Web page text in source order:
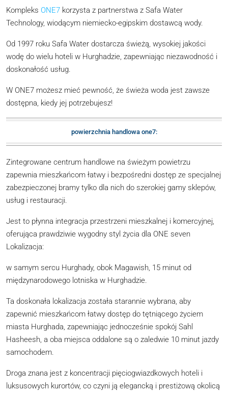
Kompleks ONE7 korzysta z partnerstwa z Safa Water
Technology, wiodącym niemiecko-egipskim dostawcą wody.
Od 1997 roku Safa Water dostarcza świeżą, wysokiej jakości
wodę do wielu hoteli w Hurghadzie, zapewniając niezawodność i
doskonałość usług.
W ONE7 możesz mieć pewność, że świeża woda jest zawsze
dostępna, kiedy jej potrzebujesz!
powierzchnia handlowa one7:
Zintegrowane centrum handlowe na świeżym powietrzu
zapewnia mieszkańcom łatwy i bezpośredni dostęp ze specjalnej
zabezpieczonej bramy tylko dla nich do szerokiej gamy sklepów,
usług i restauracji.
Jest to płynna integracja przestrzeni mieszkalnej i komercyjnej,
oferująca prawdziwie wygodny styl życia dla ONE seven
Lokalizacja:
w samym sercu Hurghady, obok Magawish, 15 minut od
międzynarodowego lotniska w Hurghadzie.
Ta doskonała lokalizacja została starannie wybrana, aby
zapewnić mieszkańcom łatwy dostęp do tętniącego życiem
miasta Hurghada, zapewniając jednocześnie spokój Sahl
Hasheesh, a oba miejsca oddalone są o zaledwie 10 minut jazdy
samochodem.
Droga znana jest z koncentracji pięciogwiazdkowych hoteli i
luksusowych kurortów, co czyni ją elegancką i prestiżową okolicą